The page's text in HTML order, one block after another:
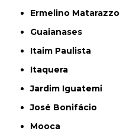
Ermelino Matarazzo
Guaianases
Itaim Paulista
Itaquera
Jardim Iguatemi
José Bonifácio
Mooca